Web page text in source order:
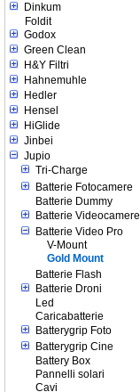
Dinkum
Foldit
Godox
Green Clean
H&Y Filtri
Hahnemuhle
Hedler
Hensel
HiGlide
Jinbei
Jupio
Tri-Charge
Batterie Fotocamere
Batterie Dummy
Batterie Videocamere
Batterie Video Pro
V-Mount
Gold Mount
Batterie Flash
Batterie Droni
Led
Caricabatterie
Batterygrip Foto
Batterygrip Cine
Battery Box
Pannelli solari
Cavi